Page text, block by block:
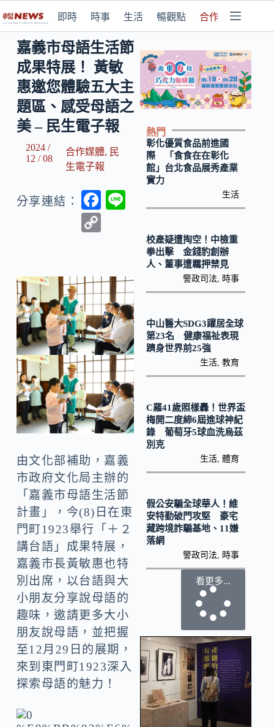
即時 時事 生活 暢觀點 合作媒體
嘉義市母語生活節
成果特展！ 黃敏
惠邀您體驗五大主
題區、感受母語之
美 – 民生電子報
2024 /
12 / 08
合作媒體, 民
生電子報
分享連結：
F
o
o
k
y
Li
n
k
由文化部補助，嘉義
市政府文化局主辦的
「嘉義市母語生活節
計畫」，今(8)日在東
門町1923舉行「＋２
講台語」成果特展，
嘉義市長黃敏惠也特
別出席，以台語與大
小朋友分享說母語的
趣味，邀請更多大小
朋友說母語，並把握
至12月29日的展期，
來到東門町1923深入
探索母語的魅力！
熱門
彰化優質食品前進國
際 「食食在在彰化
館」台北食品展秀產業
實力
生活
校產疑遭掏空！中檢重
拳出擊 金錢豹創辦
人、董事遭羈押禁見
警政司法 時事
中山醫大SDG3躍居全球
第23名 健康福祉表現
躋身世界前25強
生活 ,教育
C羅41歲照樣轟！世界盃
梅開二度締6屆進球神紀
錄 葡萄牙5球血洗烏茲
別克
生活 ,體育
假公安騙全球華人！維
安特勤破門攻堅 豪宅
藏跨境詐騙基地、11嫌
落網
警政司法 時事
看更多...